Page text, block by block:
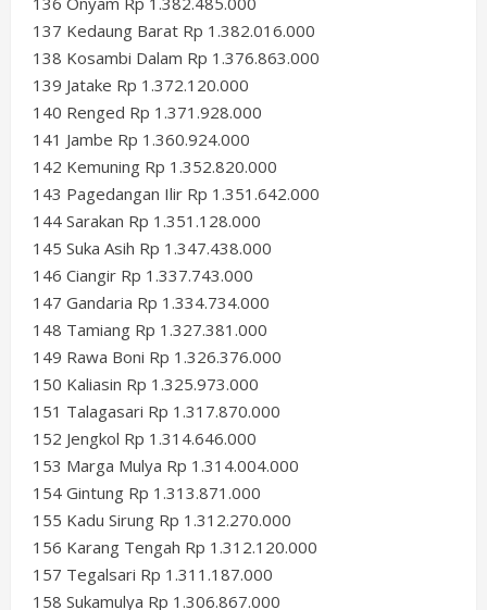
137 Kedaung Barat Rp 1.382.016.000
138 Kosambi Dalam Rp 1.376.863.000
139 Jatake Rp 1.372.120.000
140 Renged Rp 1.371.928.000
141 Jambe Rp 1.360.924.000
142 Kemuning Rp 1.352.820.000
143 Pagedangan Ilir Rp 1.351.642.000
144 Sarakan Rp 1.351.128.000
145 Suka Asih Rp 1.347.438.000
146 Ciangir Rp 1.337.743.000
147 Gandaria Rp 1.334.734.000
148 Tamiang Rp 1.327.381.000
149 Rawa Boni Rp 1.326.376.000
150 Kaliasin Rp 1.325.973.000
151 Talagasari Rp 1.317.870.000
152 Jengkol Rp 1.314.646.000
153 Marga Mulya Rp 1.314.004.000
154 Gintung Rp 1.313.871.000
155 Kadu Sirung Rp 1.312.270.000
156 Karang Tengah Rp 1.312.120.000
157 Tegalsari Rp 1.311.187.000
158 Sukamulya Rp 1.306.867.000